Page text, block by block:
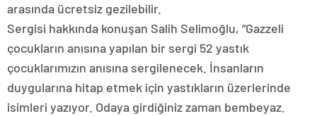
arasında ücretsiz gezilebilir.
Sergisi hakkında konuşan Salih Selimoğlu, “Gazzeli
çocukların anısına yapılan bir sergi 52 yastık
çocuklarımızın anısına sergilenecek. İnsanların
duygularına hitap etmek için yastıkların üzerlerinde
isimleri yazıyor. Odaya girdiğiniz zaman bembeyaz.